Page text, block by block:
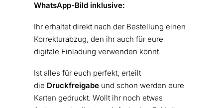
WhatsApp-Bild inklusive:
Ihr erhaltet direkt nach der Bestellung einen
Korrekturabzug, den ihr auch für eure
digitale Einladung verwenden könnt.
Ist alles für euch perfekt, erteilt
die Druckfreigabeund schon werden eure
Karten gedruckt. Wollt ihr noch etwas